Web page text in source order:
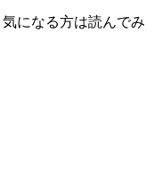
になる方は読んでみ